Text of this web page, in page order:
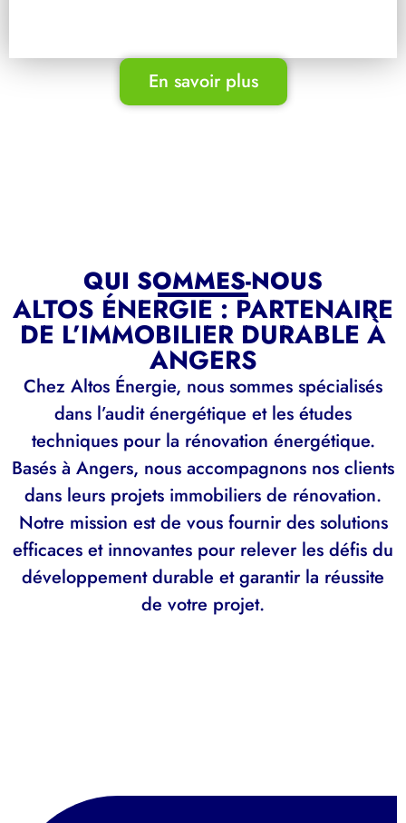
En savoir plus
QUI SOMMES-NOUS
ALTOS ÉNERGIE : PARTENAIRE
DE L’IMMOBILIER DURABLE À
ANGERS
Chez Altos Énergie, nous sommes spécialisés
dans l’audit énergétique et les études
techniques pour la rénovation énergétique.
Basés à Angers, nous accompagnons nos clients
dans leurs projets immobiliers de rénovation.
Notre mission est de vous fournir des solutions
efficaces et innovantes pour relever les défis du
développement durable et garantir la réussite
de votre projet.